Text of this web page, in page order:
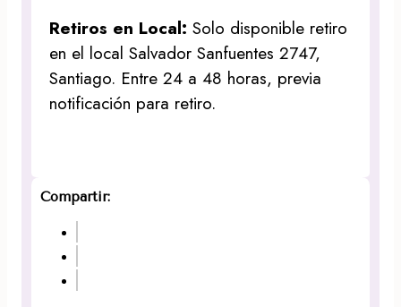
Retiros en Local:Solo disponible retiro
en el local Salvador Sanfuentes 2747,
Santiago. Entre 24 a 48 horas, previa
notificación para retiro.
Compartir: